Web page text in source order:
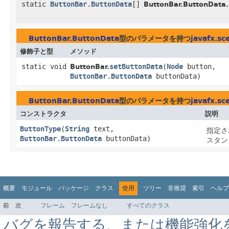
static ButtonBar.ButtonData [] ButtonBar.ButtonData.
ButtonBar.ButtonData型のパラメータを持つ
修飾子と型 メソッド
static void ButtonBar.setButtonData​(Node button,
ButtonBar.ButtonData buttonData)
ButtonBar.ButtonData型のパラメータを持つ
コンストラクタ 説明
ButtonType​(String text,
ButtonBar.ButtonData buttonData)
指定
スタ
概要 モジュール パッケージ クラス 使用 ツリー 非推奨 索引 ヘルプ
前 次 フレーム フレームなし すべてのクラス
バグを報告する、または機能強化